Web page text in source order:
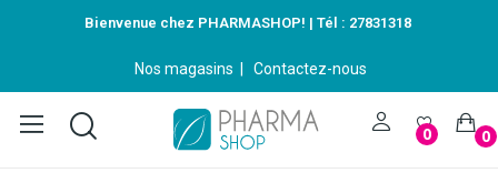
Bienvenue chez PHARMASHOP! | Tél : 27831318
Nos magasins Contactez-nous
0 0